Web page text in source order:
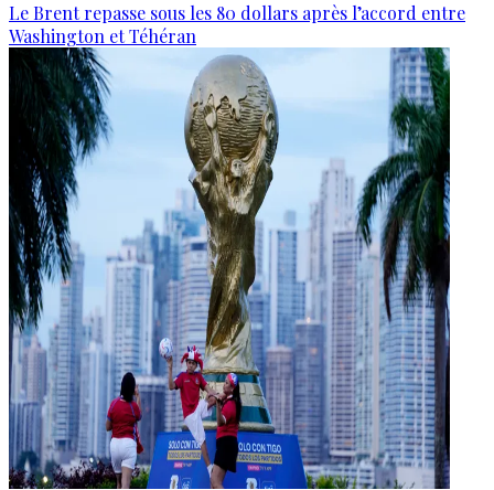
Le Brent repasse sous les 80 dollars après l’accord entre
Washington et Téhéran